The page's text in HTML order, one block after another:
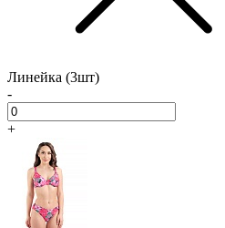
Линейка (3шт)
-
+